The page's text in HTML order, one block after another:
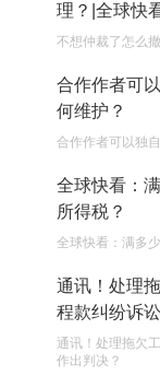
单纯的遗产
遗产继承必
继承遗产的
2023-05-05
理？|全球快
不想仲裁了怎么
合作作者可
何维护？
合作作者可以独
全球快看：
所得税？
全球快看：满多
通讯！处理
程款纠纷诉
通讯！处理拖欠
作出判决？